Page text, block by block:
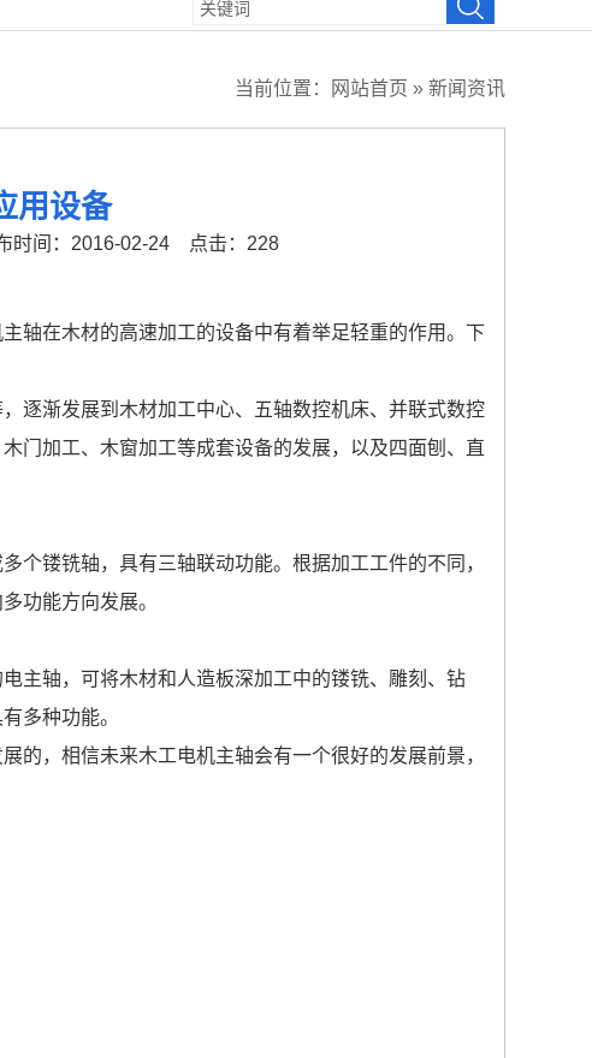
当前位置： 网站首页 » 新闻资讯
用设备
时间：2016-02-24 点击：228
轴在木材的高速加工的设备中有着举足轻重的作用。下
逐渐发展到木材加工中心、五轴数控机床、并联式数控
门加工、木窗加工等成套设备的发展，以及四面刨、直
个镂铣轴，具有三轴联动功能。根据加工工件的不同，
功能方向发展。
主轴，可将木材和人造板深加工中的镂铣、雕刻、钻
多种功能。
的，相信未来木工电机主轴会有一个很好的发展前景，